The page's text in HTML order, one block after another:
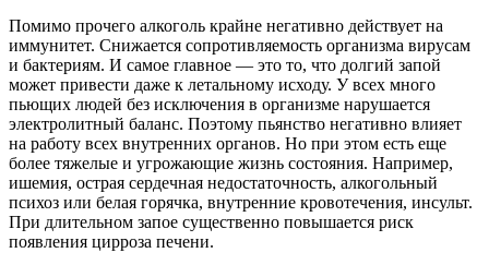
Помимо прочего алкоголь крайне негативно действует на
иммунитет. Снижается сопротивляемость организма вирусам
и бактериям. И самое главное — это то, что долгий запой
может привести даже к летальному исходу. У всех много
пьющих людей без исключения в организме нарушается
электролитный баланс. Поэтому пьянство негативно влияет
на работу всех внутренних органов. Но при этом есть еще
более тяжелые и угрожающие жизнь состояния. Например,
ишемия, острая сердечная недостаточность, алкогольный
психоз или белая горячка, внутренние кровотечения, инсульт.
При длительном запое существенно повышается риск
появления цирроза печени.